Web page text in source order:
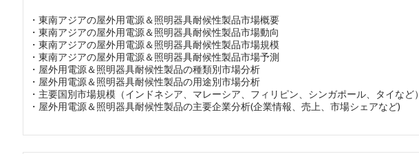
・東南アジアの屋外用電源＆照明器具耐候性製品市場概要
・東南アジアの屋外用電源＆照明器具耐候性製品市場動向
・東南アジアの屋外用電源＆照明器具耐候性製品市場規模
・東南アジアの屋外用電源＆照明器具耐候性製品市場予測
・屋外用電源＆照明器具耐候性製品の種類別市場分析
・屋外用電源＆照明器具耐候性製品の用途別市場分析
・主要国別市場規模（インドネシア、マレーシア、フィリピン、シンガポール、タイなど）
・屋外用電源＆照明器具耐候性製品の主要企業分析(企業情報、売上、市場シェアなど)